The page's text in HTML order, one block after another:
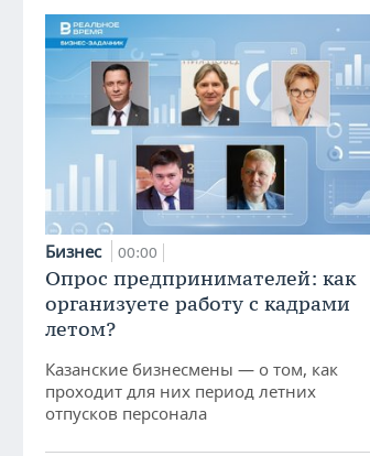
Бизнес 00:00
Опрос предпринимателей: как
организуете работу с кадрами
летом?
Казанские бизнесмены — о том, как
проходит для них период летних
отпусков персонала